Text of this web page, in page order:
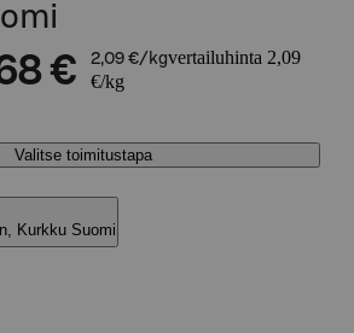
€ 2,09 €/kgvertailuhinta 2,09
€/kg
Valitse toimitustapa
Kurkku Suomi